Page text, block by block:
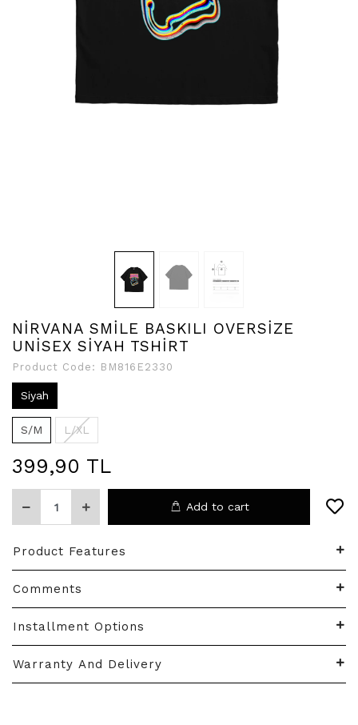
NİRVANA SMİLE BASKILI OVERSİZE
UNİSEX SİYAH TSHİRT
Product Code: BM816E2330
Siyah
S/M L/XL
399,90 TL
Add to cart
Product Features
Comments
Installment Options
Warranty And Delivery